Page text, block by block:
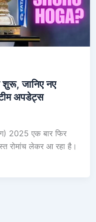
शुरू, जानिए नए
अपडेट्स
2025 एक बार फिर
रोमांच लेकर आ रहा है।